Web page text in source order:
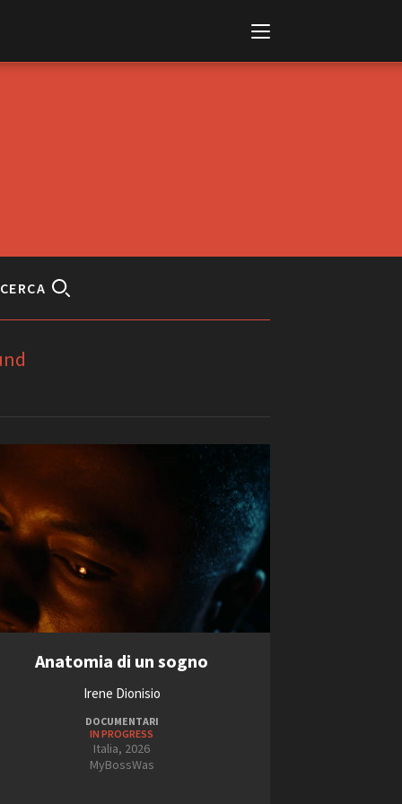
MARKETS, AWARDS
Berlin
Cannes
d’Arte
Venezia
Film Festival
Cinema di Roma
Festival
- Accedi al tuo profilo
- Scuola e Lavoro
Economici per
CERCA
Short Film Fund
2024
2025
Anatomia di un sogno
Irene Dionisio
DOCUMENTARI
IN PROGRESS
Italia, 2026
MyBossWas